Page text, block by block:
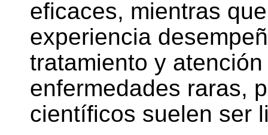
eficaces, mientras
experiencia
tratamiento y
enfermedades raras,
científicos suelen ser